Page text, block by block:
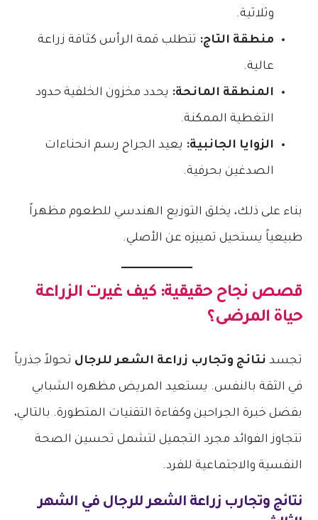
وثلاثية.
منطقة التاج: تتطلب قمة الرأس كثافة زراعة
عالية.
المنطقة المانحة: يحدد مخزون الخلفية حدود
التغطية الممكنة.
الزوايا الجانبية: يعيد الجراح رسم انحناءات
الصدغين بحرفية.
بناء على ذلك، يخلق التوزيع الهندسي للطعوم مظهراً
طبيعياً يستحيل تمييزه عن الأصلي.
قصص نجاح حقيقية: كيف غيرت الزراعة
حياة المرضى؟
تجسد نتائج وتجارب زراعة الشعر للرجال تحولاً جذرياً
في الثقة بالنفس. يستعيد المريض مظهره الشبابي
بفضل خبرة الجراحين وكفاءة التقنيات المتطورة. بالتالي،
تتجاوز الفوائد مجرد التجميل لتشمل تحسين الصحة
النفسية والاجتماعية للفرد.
نتائج وتجارب زراعة الشعر للرجال في الشهر